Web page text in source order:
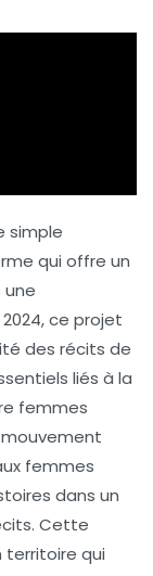
simple
qui offre un
une
ce projet
des récits de
liés à la
femmes
mouvement
femmes
dans un
Cette
territoire qui